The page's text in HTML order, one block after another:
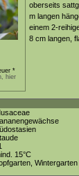
*
hier
oberseits
m langen
einem 2-
8 cm langen,
15°C
Wintergarten